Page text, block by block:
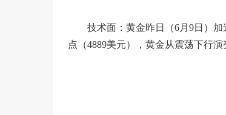
技术面：黄金昨日（6月9日）
点（4889美元），黄金从震荡下行